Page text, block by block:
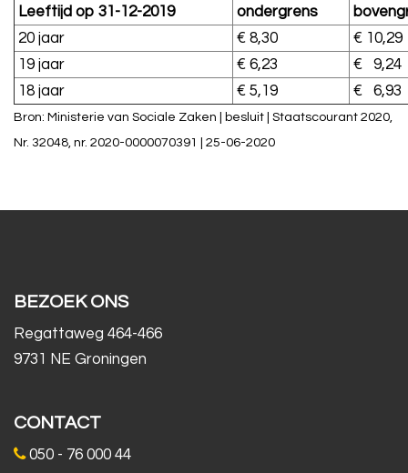
Leeftijd op 31-12-2019 ondergrens
20 jaar
€ 8,30
€ 10,29
19 jaar
€ 6,23
€ 9,24
18 jaar
€ 5,19 € 6,93
Bron: Ministerie van Sociale Zaken | besluit | Staatscourant 2020,
Nr. 32048, nr. 2020-0000070391 | 25-06-2020
BEZOEK ONS
Regattaweg 464-466
9731 NE Groningen
CONTACT
050 - 76 000 44